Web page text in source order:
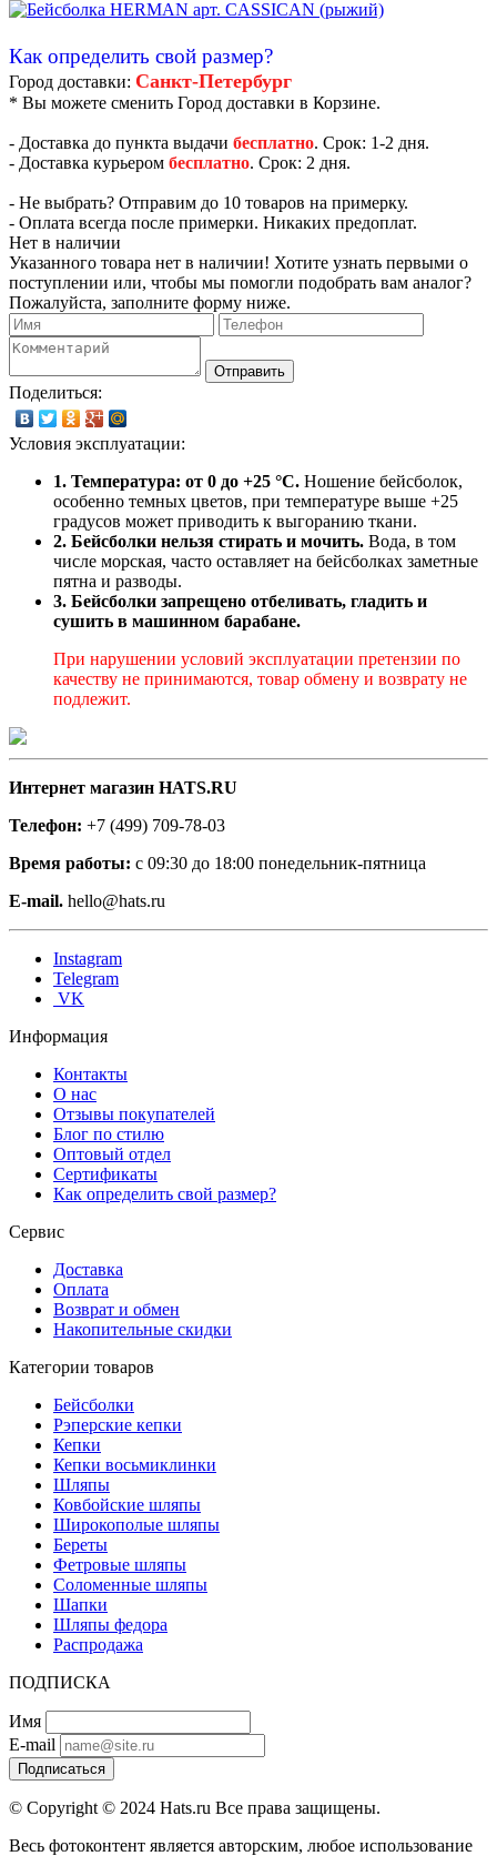
Как определить свой размер?
Город доставки: Санкт-Петербург
* Вы можете сменить Город доставки в Корзине.
- Доставка до пункта выдачи бесплатно. Срок: 1-2 дня.
- Доставка курьером бесплатно. Срок: 2 дня.
- Не выбрать? Отправим до 10 товаров на примерку.
- Оплата всегда после примерки. Никаких предоплат.
Нет в наличии
Указанного товара нет в наличии! Хотите узнать первыми о
поступлении или, чтобы мы помогли подобрать вам аналог?
Пожалуйста, заполните форму ниже.
Отправить
Поделиться:
Условия эксплуатации:
1. Температура: от 0 до +25 °C. Ношение бейсболок,
особенно темных цветов, при температуре выше +25
градусов может приводить к выгоранию ткани.
2. Бейсболки нельзя стирать и мочить. Вода, в том
числе морская, часто оставляет на бейсболках заметные
пятна и разводы.
3. Бейсболки запрещено отбеливать, гладить и
сушить в машинном барабане.
При нарушении условий эксплуатации претензии по
качеству не принимаются, товар обмену и возврату не
подлежит.
Интернет магазин HATS.RU
Телефон: +7 (499) 709-78-03
Время работы: с 09:30 до 18:00 понедельник-пятница
E-mail. hello@hats.ru
Instagram
Telegram
VK
Информация
Контакты
О нас
Отзывы покупателей
Блог по стилю
Оптовый отдел
Сертификаты
Как определить свой размер?
Сервис
Доставка
Оплата
Возврат и обмен
Накопительные скидки
Категории товаров
Бейсболки
Рэперские кепки
Кепки
Кепки восьмиклинки
Шляпы
Ковбойские шляпы
Широкополые шляпы
Береты
Фетровые шляпы
Соломенные шляпы
Шапки
Шляпы федора
Распродажа
ПОДПИСКА
Имя
E-mail
Подписаться
© Copyright © 2024 Hats.ru Все права защищены.
Весь фотоконтент является авторским, любое использование